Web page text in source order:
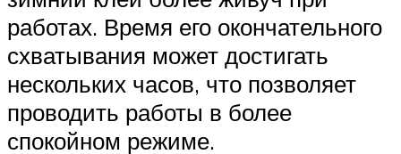
работах. Время его окончательного
схватывания может достигать
нескольких часов, что позволяет
проводить работы в более
спокойном режиме.